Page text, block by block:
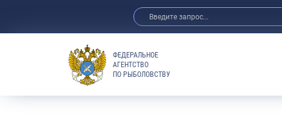
Анонсы
ФЕДЕРАЛЬНОЕ
АГЕНТСТВО
ПО РЫБОЛОВСТВУ